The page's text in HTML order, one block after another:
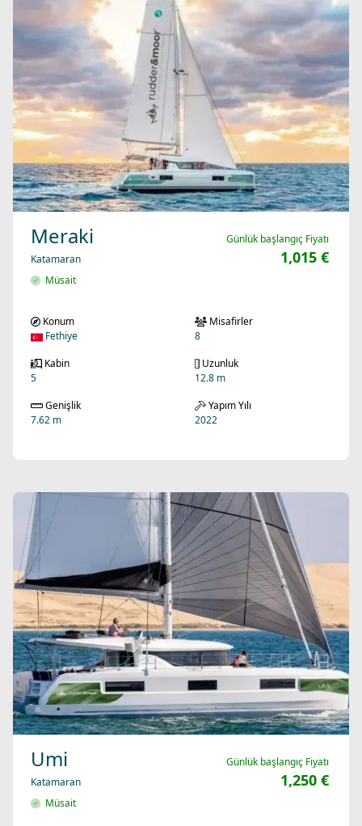
Meraki
Katamaran
Müsait
Günlük başlangıç Fiyatı
1,015 €
Konum
Fethiye
Misafirler
8
Kabin
5
Uzunluk
12.8 m
Genişlik
7.62 m
Yapım Yılı
2022
Umi
Katamaran
Müsait
Günlük başlangıç Fiyatı
1,250 €